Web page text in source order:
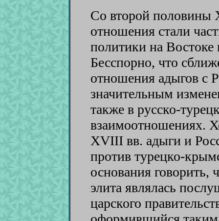
Со второй половины
отношения стали
политики на Востоке
Бесспорно, что
отношения адыгов с
значительным
также в русско-
взаимоотношениях.
XVIII вв. адыги и
против турецко-
основания говорить,
элита являлась
царского